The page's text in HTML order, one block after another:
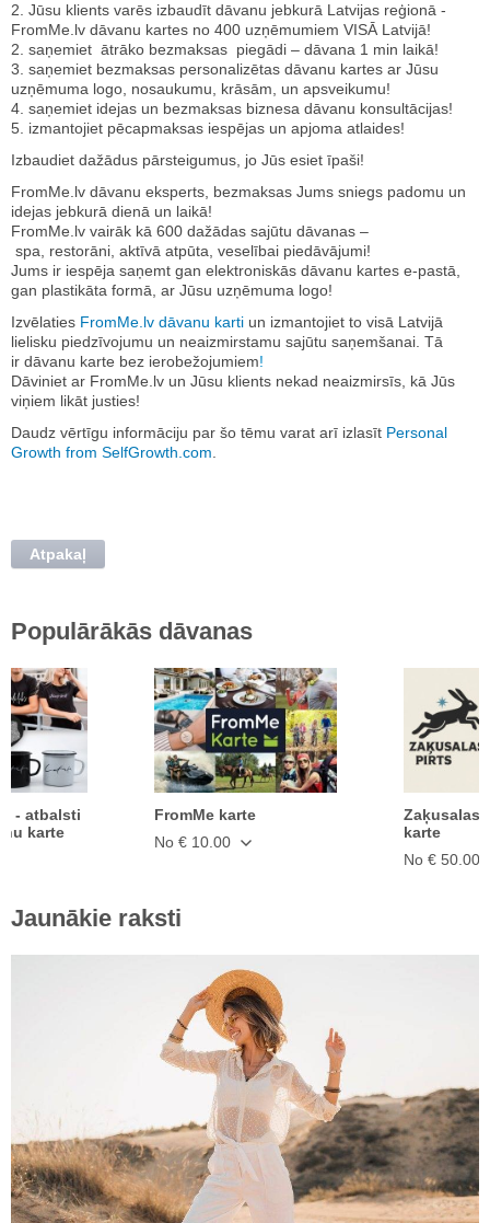
2. Jūsu klients varēs izbaudīt dāvanu jebkurā Latvijas reģionā -
FromMe.lv dāvanu kartes no 400 uzņēmumiem VISĀ Latvijā!
2. saņemiet ātrāko bezmaksas piegādi – dāvana 1 min laikā!
3. saņemiet bezmaksas personalizētas dāvanu kartes ar Jūsu
uzņēmuma logo, nosaukumu, krāsām, un apsveikumu!
4. saņemiet idejas un bezmaksas biznesa dāvanu konsultācijas!
5. izmantojiet pēcapmaksas iespējas un apjoma atlaides!
Izbaudiet dažādus pārsteigumus, jo Jūs esiet īpaši!
FromMe.lv dāvanu eksperts, bezmaksas Jums sniegs padomu un
idejas jebkurā dienā un laikā!
FromMe.lv vairāk kā 600 dažādas sajūtu dāvanas –
spa
restorāni aktīvā atpūta veselībai piedāvājumi!
Jums ir iespēja saņemt gan elektroniskās dāvanu kartes e-pastā,
gan plastikāta formā, ar Jūsu uzņēmuma logo!
Izvēlaties FromMe.lv dāvanu karti un izmantojiet to visā Latvijā
lielisku piedzīvojumu un neaizmirstamu sajūtu saņemšanai. Tā
ir dāvanu karte bez ierobežojumiem!
Dāviniet ar FromMe.lv un Jūsu klients nekad neaizmirsīs, kā Jūs
viņiem likāt justies!
Daudz vērtīgu informāciju par šo tēmu varat arī izlasīt Personal
Growth from SelfGrowth.com
Atpakaļ
Populārākās dāvanas
- atbalsti
karte
FromMe karte
No € 10.00
Zaķusalas
karte
No € 50.00
Jaunākie raksti